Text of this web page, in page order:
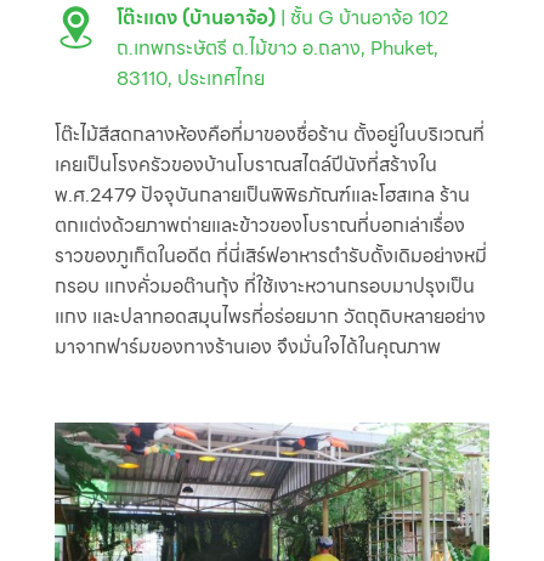
โต๊ะแดง (บ้านอาจ้อ) | ชั้น G บ้านอาจ้อ 102
ถ.เทพกระษัตรี ต.ไม้ขาว อ.ถลาง, Phuket,
83110, ประเทศไทย
โต๊ะไม้สีสดกลางห้องคือที่มาของชื่อร้าน ตั้งอยู่ในบริเวณที่
เคยเป็นโรงครัวของบ้านโบราณสไตล์ปีนังที่สร้างใน
พ.ศ.2479 ปัจจุบันกลายเป็นพิพิธภัณฑ์และโฮสเทล ร้าน
ตกแต่งด้วยภาพถ่ายและข้าวของโบราณที่บอกเล่าเรื่อง
ราวของภูเก็ตในอดีต ที่นี่เสิร์ฟอาหารตำรับดั้งเดิมอย่างหมี่
กรอบ แกงคั่วมอต๊านกุ้ง ที่ใช้เงาะหวานกรอบมาปรุงเป็น
แกง และปลาทอดสมุนไพรที่อร่อยมาก วัตถุดิบหลายอย่าง
มาจากฟาร์มของทางร้านเอง จึงมั่นใจได้ในคุณภาพ